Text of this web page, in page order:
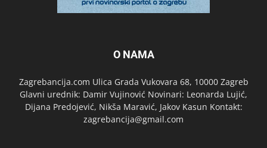
O NAMA
Zagrebancija.com Ulica Grada Vukovara 68, 10000 Zagreb
Glavni urednik: Damir Vujinović Novinari: Leonarda Lujić,
Dijana Predojević, Nikša Maravić, Jakov Kasun Kontakt:
zagrebancija@gmail.com